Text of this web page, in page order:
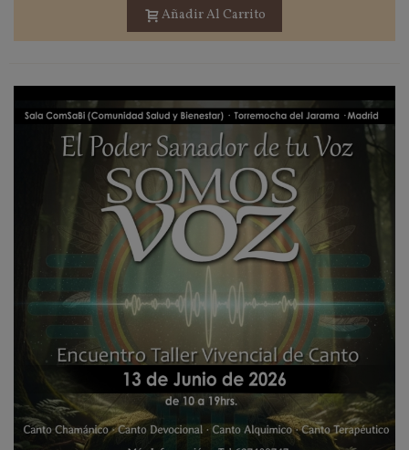
Añadir Al Carrito